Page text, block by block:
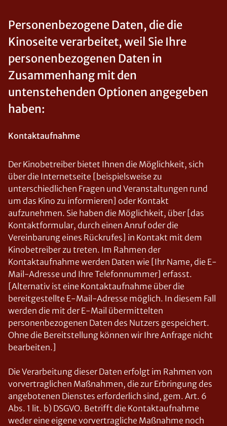
Personenbezogene Daten, die die
Kinoseite verarbeitet, weil Sie Ihre
personenbezogenen Daten in
Zusammenhang mit den
untenstehenden Optionen angegeben
haben:
Kontaktaufnahme
Der Kinobetreiber bietet Ihnen die Möglichkeit, sich
über die Internetseite [beispielsweise zu
unterschiedlichen Fragen und Veranstaltungen rund
um das Kino zu informieren] oder Kontakt
aufzunehmen. Sie haben die Möglichkeit, über [das
Kontaktformular, durch einen Anruf oder die
Vereinbarung eines Rückrufes] in Kontakt mit dem
Kinobetreiber zu treten. Im Rahmen der
Kontaktaufnahme werden Daten wie [Ihr Name, die E-
Mail-Adresse und Ihre Telefonnummer] erfasst.
[Alternativ ist eine Kontaktaufnahme über die
bereitgestellte E-Mail-Adresse möglich. In diesem Fall
werden die mit der E-Mail übermittelten
personenbezogenen Daten des Nutzers gespeichert.
Ohne die Bereitstellung können wir Ihre Anfrage nicht
bearbeiten.]
Die Verarbeitung dieser Daten erfolgt im Rahmen von
vorvertraglichen Maßnahmen, die zur Erbringung des
angebotenen Dienstes erforderlich sind, gem. Art. 6
Abs. 1 lit. b) DSGVO. Betrifft die Kontaktaufnahme
weder eine eigene vorvertragliche Maßnahme noch